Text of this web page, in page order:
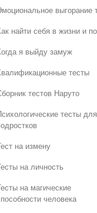
выгорание
найти себя в жизни и
я выйду замуж
тесты
тестов Наруто
тесты для
на измену
на личность
на магические
человека